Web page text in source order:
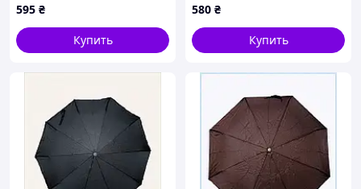
595 ₴
Купить
580 ₴
Купить